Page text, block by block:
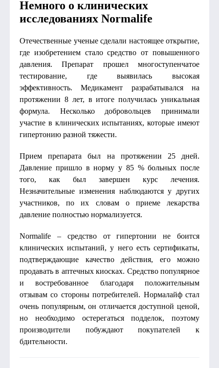
Немного о клинических
исследованиях Normalife
Отечественные ученые сделали настоящее открытие,
где изобретением стало средство от повышенного
давления. Препарат прошел многоступенчатое
тестирование, где выявилась высокая
эффективность. Медикамент разрабатывался на
протяжении 8 лет, в итоге получилась уникальная
формула. Несколько добровольцев принимали
участие в клинических испытаниях, которые имеют
гипертонию разной тяжести.
Прием препарата был на протяжении 25 дней.
Давление пришло в норму у 85 % больных после
того, как был завершен курс лечения.
Незначительные изменения наблюдаются у других
участников, по их словам о приеме лекарства
давление полностью нормализуется.
Normalife – средство от гипертонии не боится
клинических испытаний, у него есть сертификаты,
подтверждающие качество действия, его можно
продавать в аптечных киосках. Средство популярное
и востребованное благодаря положительным
отзывам со стороны потребителей. Нормалайф стал
очень популярным, он отличается доступной ценой,
но необходимо остерегаться подделок, поэтому
производители побуждают покупателей к
бдительности.